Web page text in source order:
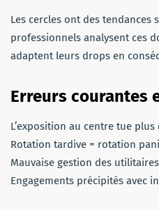
Les cercles ont des tendances
professionnels analysent ces
adaptent leurs drops en
Erreurs courantes
L’exposition au centre tue
Rotation tardive = rotation
Mauvaise gestion des
Engagements précipités avec